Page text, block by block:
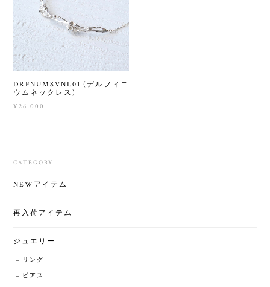
DRFNUMSVNL01 (デルフィニ
ウムネックレス)
¥26,000
CATEGORY
NEWアイテム
再入荷アイテム
ジュエリー
リング
ピアス